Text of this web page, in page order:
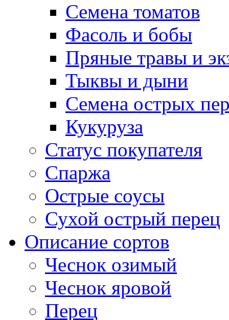
Семена томатов
Фасоль и бобы
Пряные травы и
Тыквы и дыни
Семена острых
Кукуруза
Статус покупателя
Спаржа
Острые соусы
Сухой острый перец
Описание сортов
Чеснок озимый
Чеснок яровой
Перец